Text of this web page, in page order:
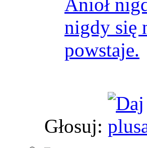
Anioł
nigdy się
powstaje.
Głosuj: